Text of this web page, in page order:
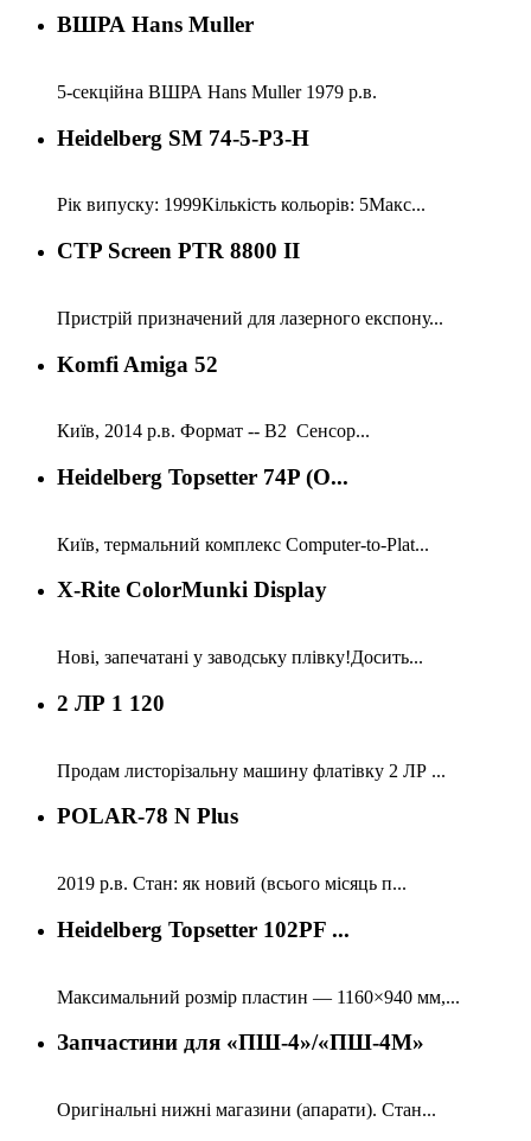
ВШРА Hans Muller
5-секційна ВШРА Hans Muller 1979 р.в.
Heidelberg SM 74-5-P3-H
Рік випуску: 1999Кількість кольорів: 5Макс...
CTP Screen PTR 8800 II
Пристрій призначений для лазерного експону...
Komfi Amiga 52
Київ, 2014 р.в. Формат -- В2 Сенсор...
Heidelberg Topsetter 74P (O...
Київ, термальний комплекс Computer-to-Plat...
X-Rite ColorMunki Display
Нові, запечатані у заводську плівку!Досить...
2 ЛР 1 120
Продам листорізальну машину флатівку 2 ЛР ...
POLAR-78 N Plus
2019 р.в. Стан: як новий (всього місяць п...
Heidelberg Topsetter 102PF ...
Максимальний розмір пластин — 1160×940 мм,...
Запчастини для «ПШ-4»/«ПШ-4М»
Оригінальні нижні магазини (апарати). Стан...